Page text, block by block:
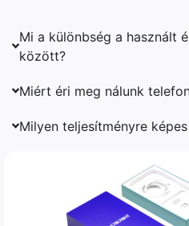
Mi a különbség a használt
között?
Miért éri meg nálunk
Milyen teljesítményre